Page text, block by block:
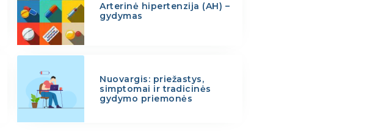
Arterinė hipertenzija (AH) –
gydymas
Nuovargis: priežastys,
simptomai ir tradicinės
gydymo priemonės